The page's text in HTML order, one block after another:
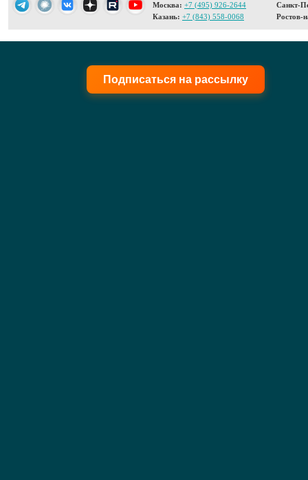
Москва: +7 (495) 926-2644
Казань: +7 (843) 558-0068
Санкт-
Ростов-
Подписаться на рассылку